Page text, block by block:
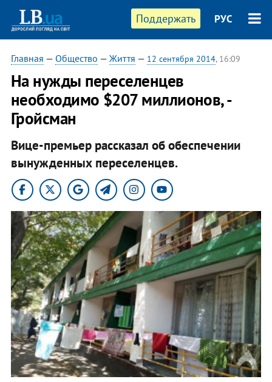
Поддержать РУС
Главная — Общество — Життя — 12 сентября 2014, 16:09
На нужды переселенцев
необходимо $207 миллионов, -
Гройсман
Вице-премьер рассказал об обеспечении
вынужденных переселенцев.